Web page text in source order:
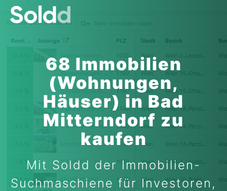
68 Immobilien
(Wohnungen,
Häuser) in Bad
Mitterndorf zu
kaufen
Mit Soldd der Immobilien-
Suchmaschiene für Investoren,